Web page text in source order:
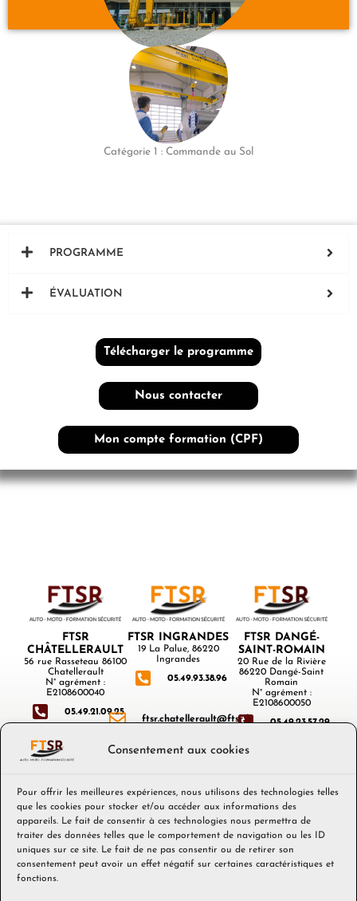
Consentement aux cookies
Pour offrir les meilleures expériences, nous utilisons des technologies telles
que les cookies pour stocker et/ou accéder aux informations des
appareils. Le fait de consentir à ces technologies nous permettra de
traiter des données telles que le comportement de navigation ou les ID
uniques sur ce site. Le fait de ne pas consentir ou de retirer son
consentement peut avoir un effet négatif sur certaines caractéristiques et
fonctions.
Catégorie 1 : Commande au Sol
PROGRAMME
ÉVALUATION
Télécharger le programme
Nous contacter
Mon compte formation (CPF)
FTSR
CHÂTELLERAULT
56 rue Rasseteau 86100
Chatellerault
N° agrément :
E2108600040
05.49.21.09.25
ftsr@ftsr.fr
FTSR INGRANDES
19 La Palue, 86220
Ingrandes
05.49.93.38.96
ftsr.chatellerault@ftsr.fr
FTSR DANGÉ-
SAINT-ROMAIN
20 Rue de la Rivière
86220 Dangé-Saint
Romain
N° agrément :
E2108600050
05.49.23.57.29
RÈGLEMENT INTÉRIEUR
MON COMPTE CPF
QUALIOPI FORMATION PROFESSIONNELLE